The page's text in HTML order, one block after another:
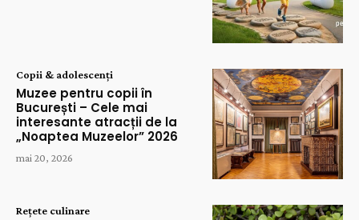
Copii & adolescenți
Muzee pentru copii în
București – Cele mai
interesante atracții de la
„Noaptea Muzeelor” 2026
mai 20, 2026
Rețete culinare